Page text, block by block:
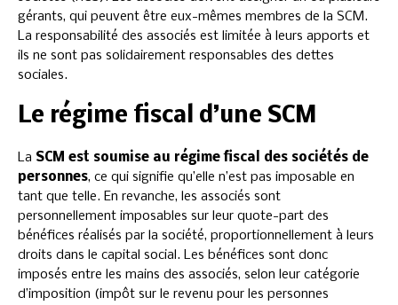
gérants, qui peuvent être eux-mêmes membres de la SCM.
La responsabilité des associés est limitée à leurs apports et
ils ne sont pas solidairement responsables des dettes
sociales.
Le régime fiscal d’une SCM
La SCM est soumise au régime fiscal des sociétés de
personnes, ce qui signifie qu’elle n’est pas imposable en
tant que telle. En revanche, les associés sont
personnellement imposables sur leur quote-part des
bénéfices réalisés par la société, proportionnellement à leurs
droits dans le capital social. Les bénéfices sont donc
imposés entre les mains des associés, selon leur catégorie
d’imposition (impôt sur le revenu pour les personnes